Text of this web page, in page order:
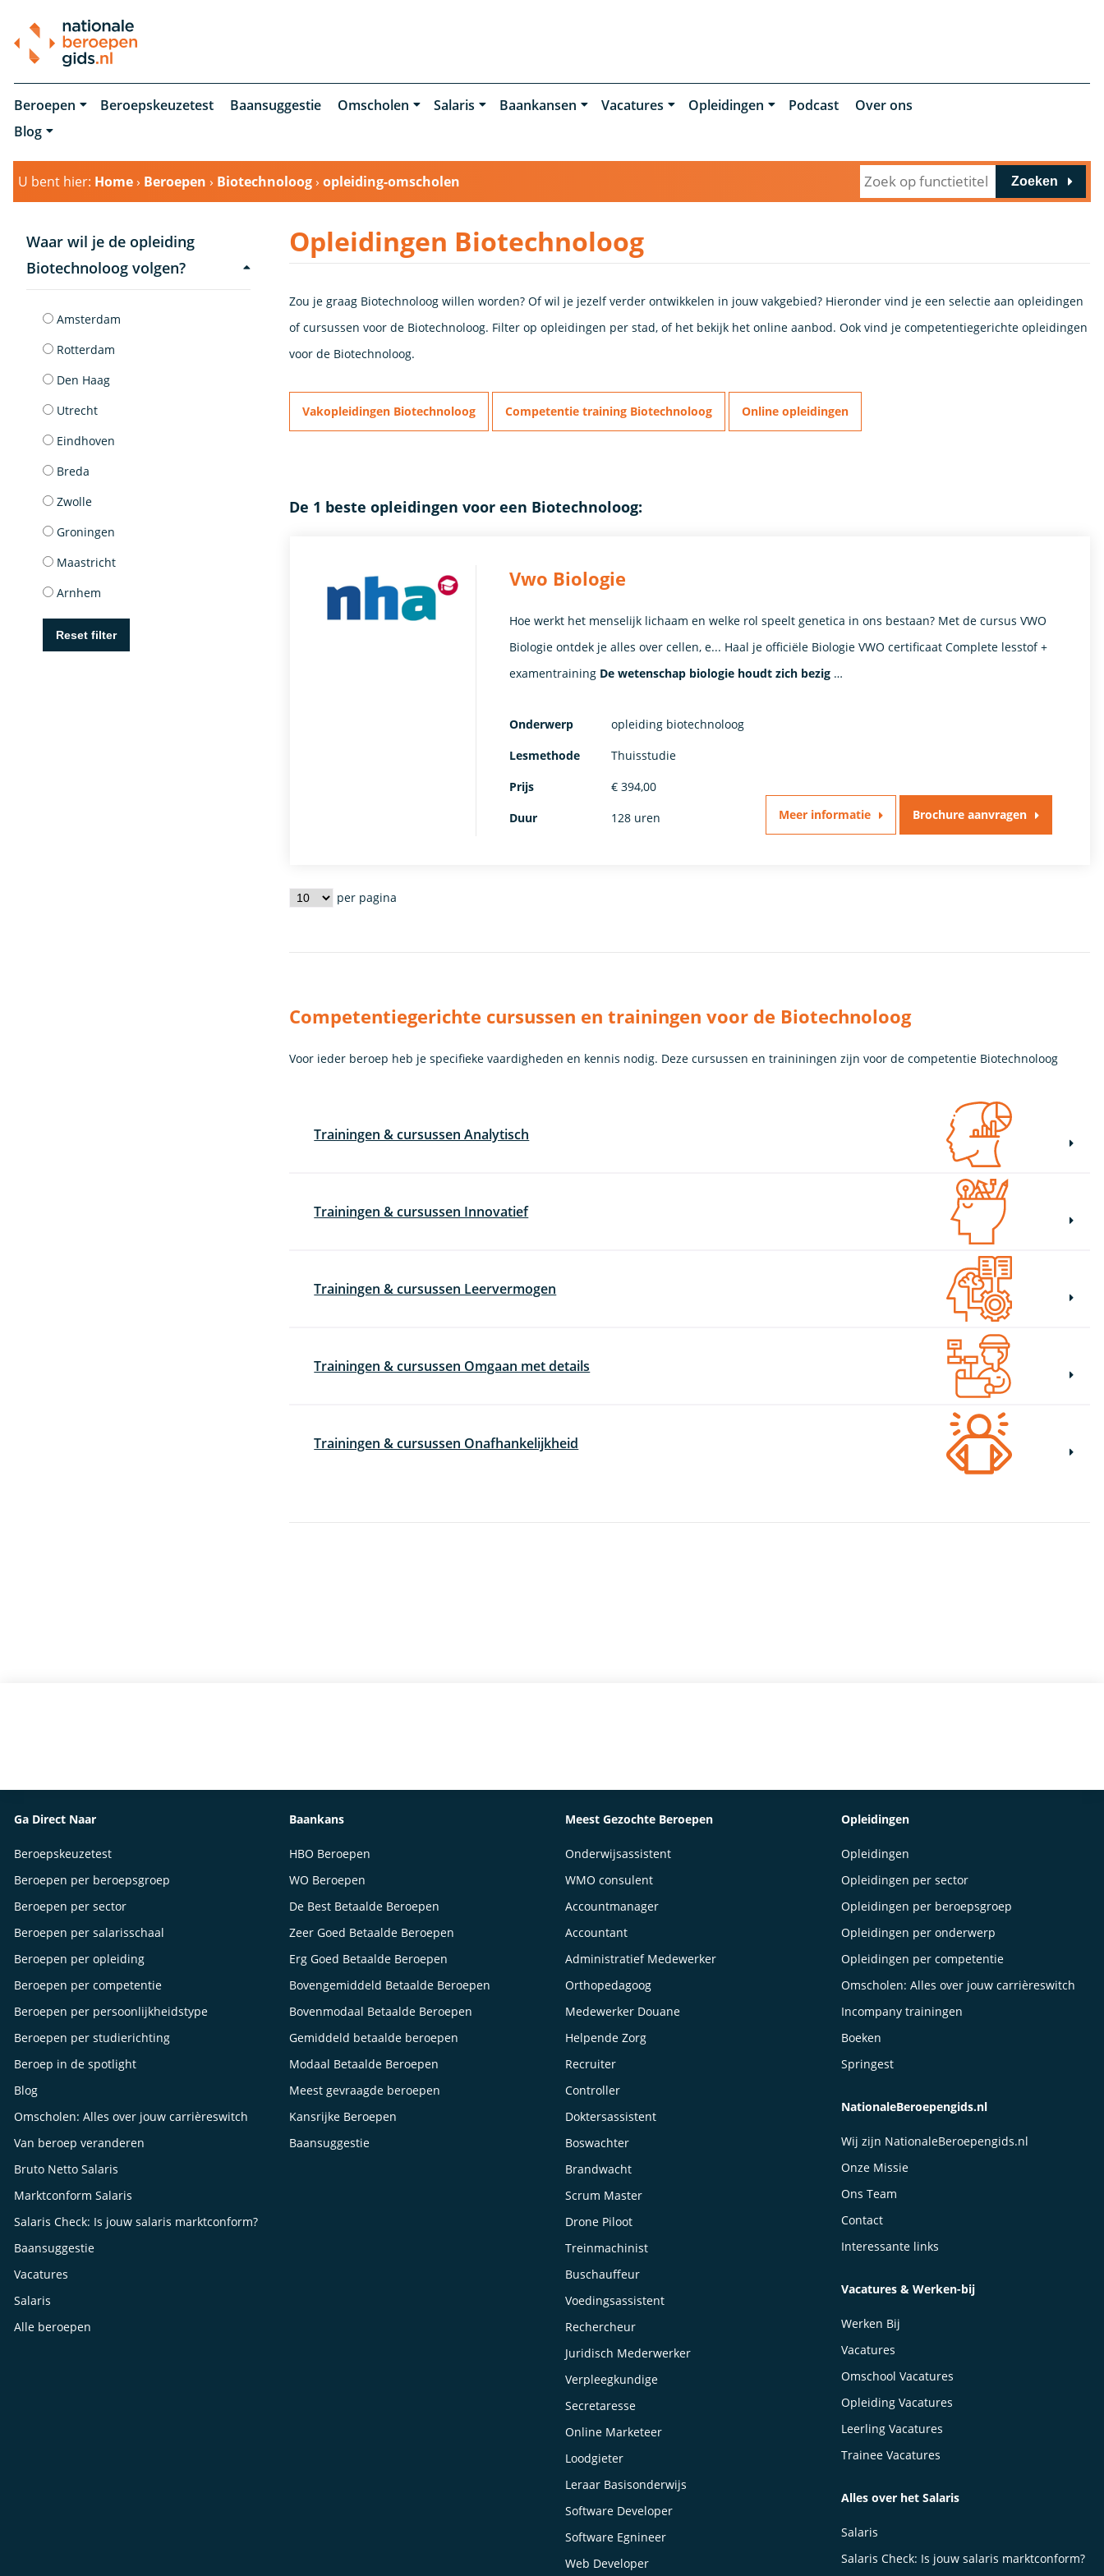
Beroepen Beroepskeuzetest Baansuggestie Omscholen Salaris Baankansen Vacatures Opleidingen Podcast
Over ons
Blog
U bent hier: Home› Beroepen › Biotechnoloog› opleiding-omscholen Zoeken
Waar wil je de opleiding
Biotechnoloog volgen?
Amsterdam
Rotterdam
Den Haag
Utrecht
Eindhoven
Breda
Zwolle
Groningen
Maastricht
Arnhem
Reset filter
Opleidingen Biotechnoloog
Zou je graag Biotechnoloog willen worden? Of wil je jezelf verder ontwikkelen in jouw vakgebied? Hieronder vind je een selectie aan opleidingen
of cursussen voor de Biotechnoloog. Filter op opleidingen per stad, of het bekijk het online aanbod. Ook vind je competentiegerichte opleidingen
voor de Biotechnoloog.
Vakopleidingen Biotechnoloog Competentie training Biotechnoloog Online opleidingen
De 1 beste opleidingen voor een Biotechnoloog:
Vwo Biologie
Hoe werkt het menselijk lichaam en welke rol speelt genetica in ons bestaan? Met de cursus VWO
Biologie ontdek je alles over cellen, e... Haal je officiële Biologie VWO certificaat Complete lesstof +
examentraining De wetenschap biologie houdt zich bezig …
Onderwerp
opleiding biotechnoloog
Lesmethode
Thuisstudie
Prijs
€ 394,00
Duur
128 uren Meer informatie Brochure aanvragen
per pagina
Competentiegerichte cursussen en trainingen voor de Biotechnoloog
Voor ieder beroep heb je specifieke vaardigheden en kennis nodig. Deze cursussen en traininingen zijn voor de competentie Biotechnoloog
Trainingen & cursussen Analytisch
Trainingen & cursussen Innovatief
Trainingen & cursussen Leervermogen
Trainingen & cursussen Omgaan met details
Trainingen & cursussen Onafhankelijkheid
Ga Direct Naar
Beroepskeuzetest
Beroepen per beroepsgroep
Beroepen per sector
Beroepen per salarisschaal
Beroepen per opleiding
Beroepen per competentie
Beroepen per persoonlijkheidstype
Beroepen per studierichting
Beroep in de spotlight
Blog
Omscholen: Alles over jouw carrièreswitch
Van beroep veranderen
Bruto Netto Salaris
Marktconform Salaris
Salaris Check: Is jouw salaris marktconform?
Baansuggestie
Vacatures
Salaris
Alle beroepen
Baankans
HBO Beroepen
WO Beroepen
De Best Betaalde Beroepen
Zeer Goed Betaalde Beroepen
Erg Goed Betaalde Beroepen
Bovengemiddeld Betaalde Beroepen
Bovenmodaal Betaalde Beroepen
Gemiddeld betaalde beroepen
Modaal Betaalde Beroepen
Meest gevraagde beroepen
Kansrijke Beroepen
Baansuggestie
Meest Gezochte Beroepen
Onderwijsassistent
WMO consulent
Accountmanager
Accountant
Administratief Medewerker
Orthopedagoog
Medewerker Douane
Helpende Zorg
Recruiter
Controller
Doktersassistent
Boswachter
Brandwacht
Scrum Master
Drone Piloot
Treinmachinist
Buschauffeur
Voedingsassistent
Rechercheur
Juridisch Mederwerker
Verpleegkundige
Secretaresse
Online Marketeer
Loodgieter
Leraar Basisonderwijs
Software Developer
Software Egnineer
Web Developer
Opleidingen
Opleidingen
Opleidingen per sector
Opleidingen per beroepsgroep
Opleidingen per onderwerp
Opleidingen per competentie
Omscholen: Alles over jouw carrièreswitch
Incompany trainingen
Boeken
Springest
NationaleBeroepengids.nl
Wij zijn NationaleBeroepengids.nl
Onze Missie
Ons Team
Contact
Interessante links
Vacatures & Werken-bij
Werken Bij
Vacatures
Omschool Vacatures
Opleiding Vacatures
Leerling Vacatures
Trainee Vacatures
Alles over het Salaris
Salaris
Salaris Check: Is jouw salaris marktconform?